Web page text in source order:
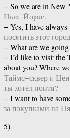
− So we are in New
Нью−Йорке.
− Yes, I have
посетить этот
− What are we
− I’d like to visit the
about you? Where
Таймс−сквер и
ты хотел пойти?
− I want to have
за покупками на
5)